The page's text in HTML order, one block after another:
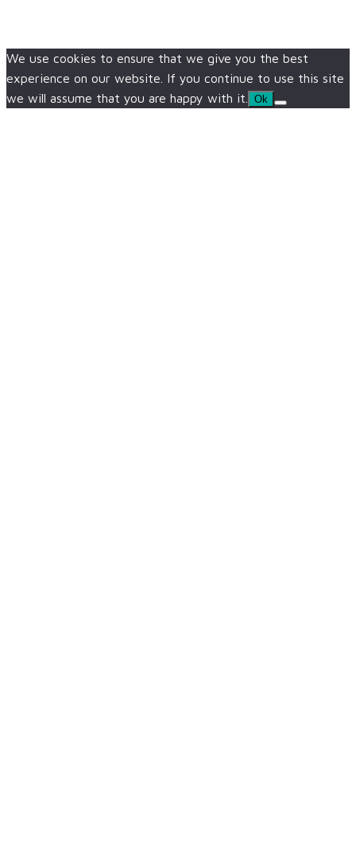
We use cookies to ensure that we give you the best
experience on our website. If you continue to use this site
we will assume that you are happy with it.
Ok